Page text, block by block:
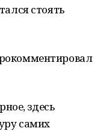
стоять
здесь
самих